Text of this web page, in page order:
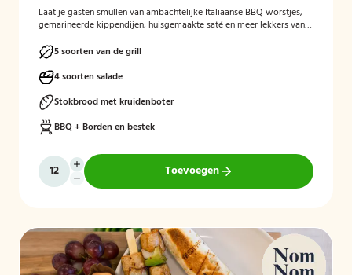
Laat je gasten smullen van ambachtelijke Italiaanse BBQ worstjes,
gemarineerde kippendijen, huisgemaakte saté en meer lekkers van
5 soorten van de grill
4 soorten salade
Stokbrood met kruidenboter
BBQ + Borden en bestek
Toevoegen